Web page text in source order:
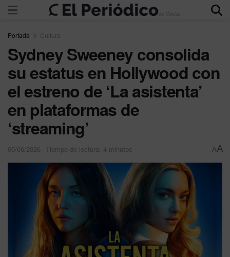
Portada Cultura
Sydney Sweeney consolida
su estatus en Hollywood con
el estreno de ‘La asistenta’
en plataformas de
‘streaming’
05/06/2026 Tiempo de lectura: 4 minutos AA